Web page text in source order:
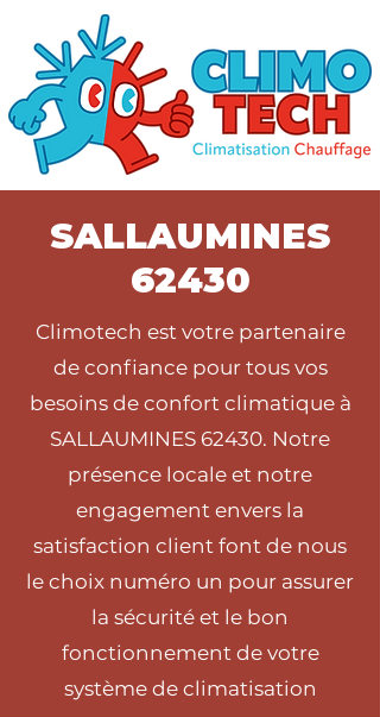
SALLAUMINES
62430
Climotech est votre partenaire
de confiance pour tous vos
besoins de confort climatique à
SALLAUMINES 62430. Notre
présence locale et notre
engagement envers la
satisfaction client font de nous
le choix numéro un pour assurer
la sécurité et le bon
fonctionnement de votre
système de climatisation